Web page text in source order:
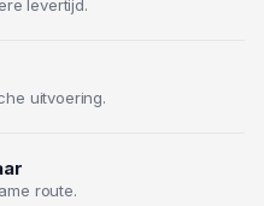
levertijd.
uitvoering.
route.